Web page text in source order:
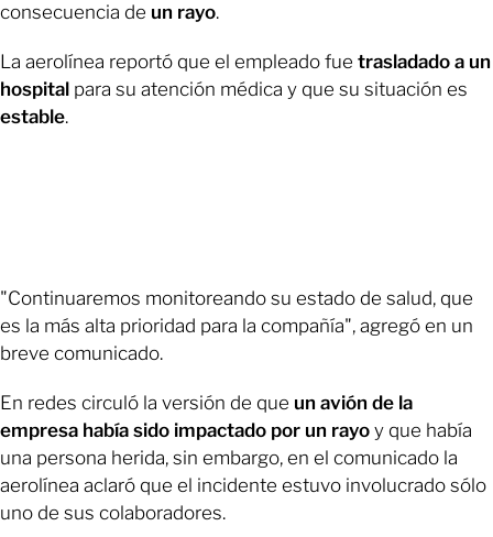
consecuencia de un rayo.
La aerolínea reportó que el empleado fue trasladado a un
hospital para su atención médica y que su situación es
estable.
"Continuaremos monitoreando su estado de salud, que
es la más alta prioridad para la compañía", agregó en un
breve comunicado.
En redes circuló la versión de que un avión de la
empresa había sido impactado por un rayo y que había
una persona herida, sin embargo, en el comunicado la
aerolínea aclaró que el incidente estuvo involucrado sólo
uno de sus colaboradores.